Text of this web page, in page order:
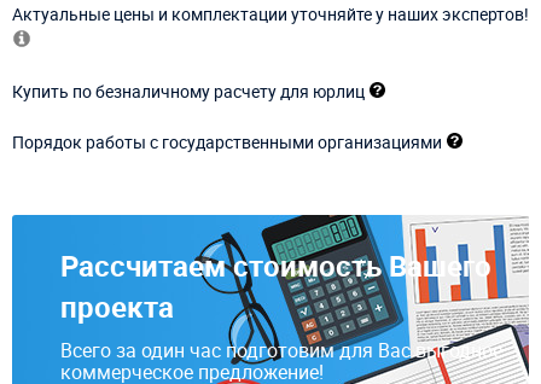
Актуальные цены и комплектации уточняйте у наших экспертов!
Купить по безналичному расчету для юрлиц
Порядок работы с государственными организациями
Рассчитаем стоимость Вашего
проекта
Всего за один час подготовим для Вас выгодное
коммерческое предложение!